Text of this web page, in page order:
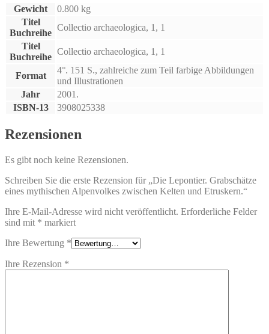
Gewicht
0.800 kg
Titel
Buchreihe
Collectio archaeologica, 1, 1
Titel
Buchreihe
Collectio archaeologica, 1, 1
Format
4°. 151 S., zahlreiche zum Teil farbige Abbildungen
und Illustrationen
Jahr
2001.
ISBN-13
3908025338
Rezensionen
Es gibt noch keine Rezensionen.
Schreiben Sie die erste Rezension für „Die Lepontier. Grabschätze
eines mythischen Alpenvolkes zwischen Kelten und Etruskern.“
Ihre E-Mail-Adresse wird nicht veröffentlicht. Erforderliche Felder
sind mit * markiert
Ihre Bewertung *
Ihre Rezension *